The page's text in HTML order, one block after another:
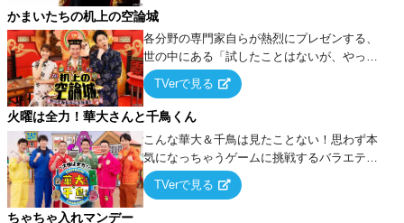
タを競い合う！
かまいたちの机上の空論城
各分野の専門家自らが熱烈にプレゼンする、
世の中にある「試したことはないが、やって
みたらこうなる！…ハズ」という“机上の空
論”に若手芸人らがカラダを張って挑む！
TVerで見る
火曜は全力！華大さんと千鳥くん
こんな華大＆千鳥は見たことない！思わず本
気になっちゃうゲームに挑戦するバラエティ
ー！
TVerで見る
ちゃちゃ入れマンデー